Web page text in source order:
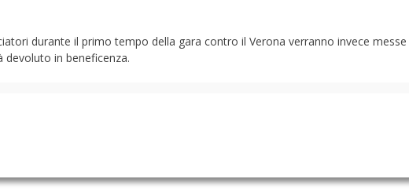
durante il primo tempo della gara contro il Verona verranno invece messe
devoluto in beneficenza.